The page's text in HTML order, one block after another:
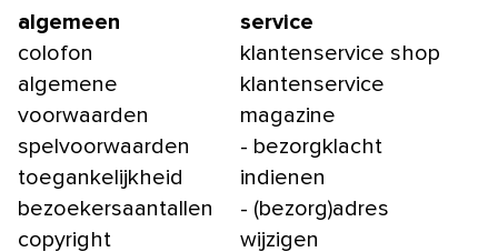
algemeen
colofon
algemene
voorwaarden
spelvoorwaarden
toegankelijkheid
bezoekersaantallen
copyright
service
klantenservice shop
klantenservice
magazine
- bezorgklacht
indienen
- (bezorg)adres
wijzigen